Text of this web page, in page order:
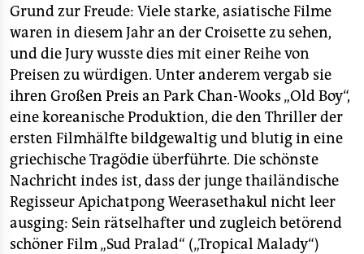
Grund zur Freude: Viele starke, asiatische Filme
waren in diesem Jahr an der Croisette zu sehen,
und die Jury wusste dies mit einer Reihe von
Preisen zu würdigen. Unter anderem vergab sie
ihren Großen Preis an Park Chan-Wooks „Old Boy“,
eine koreanische Produktion, die den Thriller der
ersten Filmhälfte bildgewaltig und blutig in eine
griechische Tragödie überführte. Die schönste
Nachricht indes ist, dass der junge thailändische
Regisseur Apichatpong Weerasethakul nicht leer
ausging: Sein rätselhafter und zugleich betörend
schöner Film „Sud Pralad“ („Tropical Malady“)